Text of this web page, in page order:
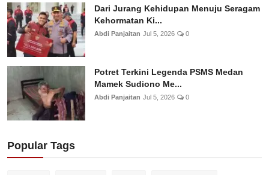
Dari Jurang Kehidupan Menuju Seragam
Kehormatan Ki...
Abdi Panjaitan Jul 5, 2026 0
Potret Terkini Legenda PSMS Medan
Mamek Sudiono Me...
Abdi Panjaitan Jul 5, 2026 0
Popular Tags